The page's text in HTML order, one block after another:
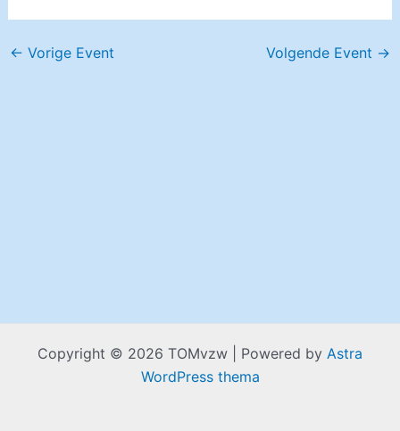
← Vorige Event Volgende Event →
Copyright © 2026 TOMvzw | Powered by Astra
WordPress thema